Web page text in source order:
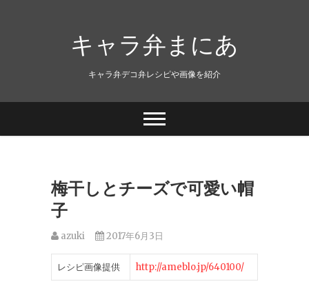
キャラ弁まにあ
キャラ弁デコ弁レシピや画像を紹介
梅干しとチーズで可愛い帽
子
azuki 2017年6月3日
レシピ画像提供 http://ameblo.jp/640100/